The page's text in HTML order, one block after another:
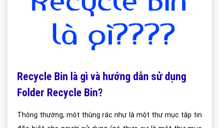
Recycle Bin là gì và hướng dẫn sử dụng
Folder Recycle Bin?
Thông thường, một thùng rác như là một thư mục tập tin